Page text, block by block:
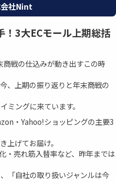
社Nint
！3大ECモール上期総括
戦の仕込みが動き出すこの時
、上期の振り返りと年末商戦の
ミングに来ています。
・Yahoo!ショッピングの主要3
上げてお届け。
・売れ筋入替率など、昨年までは
「自社の取り扱いジャンルは今